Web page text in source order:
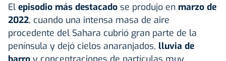
El episodio más destacado se produjo en marzo de
2022, cuando una intensa masa de aire
procedente del Sahara cubrió gran parte de la
península y dejó cielos anaranjados, lluvia de